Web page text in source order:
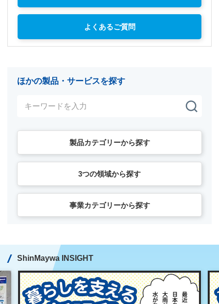
よくあるご質問
ほかの製品・サービスを探す
製品カテゴリーから探す
3つの領域から探す
事業カテゴリーから探す
ShinMaywa INSIGHT